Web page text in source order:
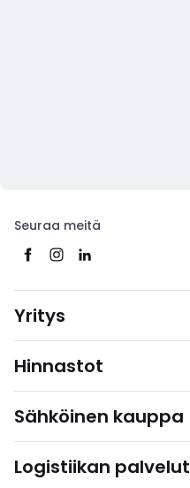
Seuraa meitä
Yritys
Hinnastot
Sähköinen kauppa
Logistiikan palvelut